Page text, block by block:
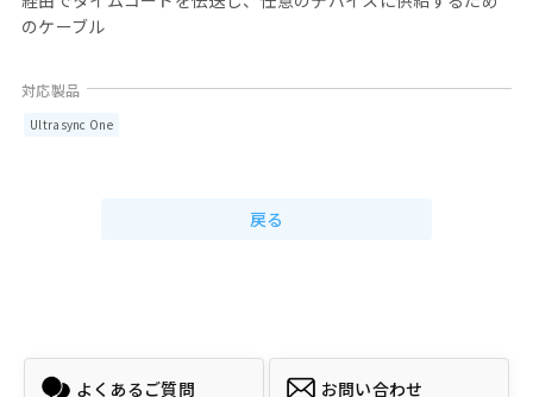
のケーブル
Ultrasync One
戻る
よくあるご質問 お問い合わせ